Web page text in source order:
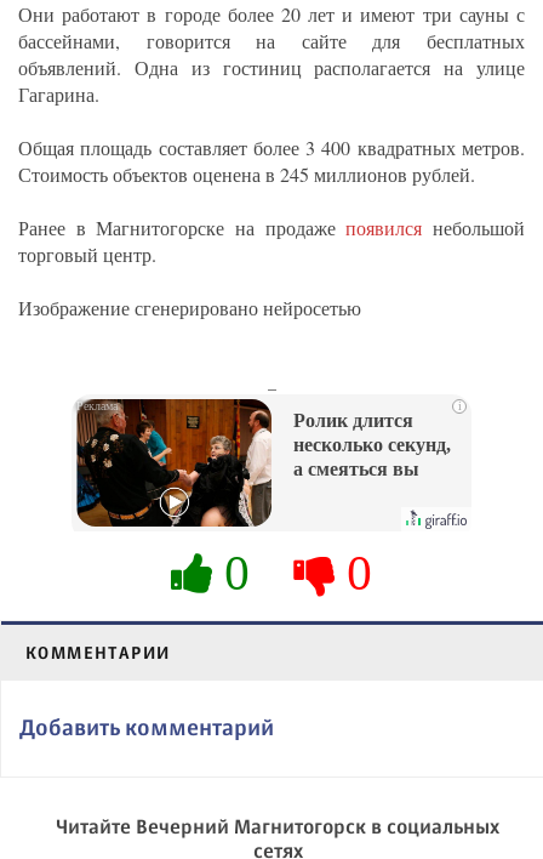
Они работают в городе более 20 лет и имеют три сауны с
бассейнами, говорится на сайте для бесплатных
объявлений. Одна из гостиниц располагается на улице
Гагарина.
Общая площадь составляет более 3 400 квадратных метров.
Стоимость объектов оценена в 245 миллионов рублей.
Ранее в Магнитогорске на продажепоявилсянебольшой
торговый центр.
Изображение сгенерировано нейросетью
i
Ролик длится
несколько секунд,
а смеяться вы
0 0
КОММЕНТАРИИ
Добавить комментарий
Читайте Вечерний Магнитогорск в социальных
сетях